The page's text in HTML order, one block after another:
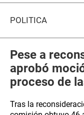
POLÍTICA
Pese a
aprobó
proceso de
Tras la